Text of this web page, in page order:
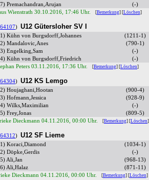
Premachandran,Arujan
(-)
Wienstrath 30.10.2016, 17:46 Uhr. [Bemerkung] [Löschen]
64107) U12 Gütersloher SV I
Kühn von Burgsdorff,Johannes
(1211-1)
Mandalovic,Anes
(790-1)
Engelking,Sam
(-)
Kühn von Burgsdorff,Friedrich
(-)
Peters 03.11.2016, 17:36 Uhr. [Bemerkung] [Löschen]
64304) U12 KS Lemgo
Houjaghani,Hootan
(900-4)
Hofmann,Jessica
(928-9)
Wilks,Maximilian
(-)
Frey,Jonas
(809-5)
Dieckmann 04.11.2016, 00:00 Uhr. [Bemerkung] [Löschen]
64312) U12 SF Lieme
Koraci,Diamond
(1034-1)
Döpke,Gerdis
(-)
Ali,Jan
(968-13)
Ali,Halaz
(871-11)
Dieckmann 04.11.2016, 00:00 Uhr. [Bemerkung] [Löschen]